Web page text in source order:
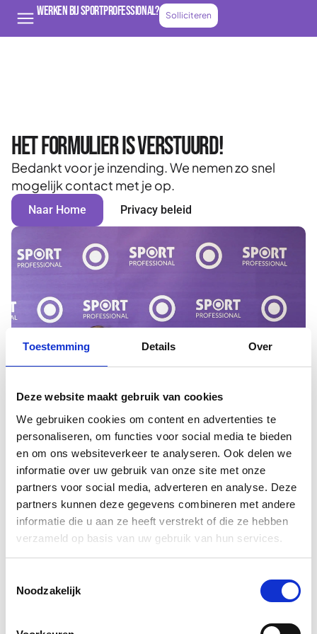
Toestemming Details Over
Deze website maakt gebruik van cookies
We gebruiken cookies om content en advertenties te
personaliseren, om functies voor social media te bieden
en om ons websiteverkeer te analyseren. Ook delen we
informatie over uw gebruik van onze site met onze
partners voor social media, adverteren en analyse. Deze
partners kunnen deze gegevens combineren met andere
informatie die u aan ze heeft verstrekt of die ze hebben
verzameld op basis van uw gebruik van hun services.
Noodzakelijk
Werken bij Sportprofessional? Solliciteren
Het formulier is verstuurd!
Bedankt voor je inzending. We nemen zo snel
mogelijk contact met je op.
Naar Home Privacy beleid